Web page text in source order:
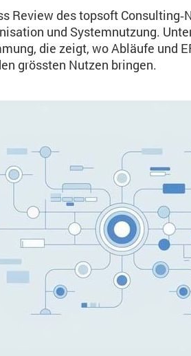
Review des topsoft
und Systemnutzung.
die zeigt, wo Abläufe und
grössten Nutzen bringen.